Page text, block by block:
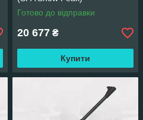
Готово до відправки
20 677 ₴
Купити